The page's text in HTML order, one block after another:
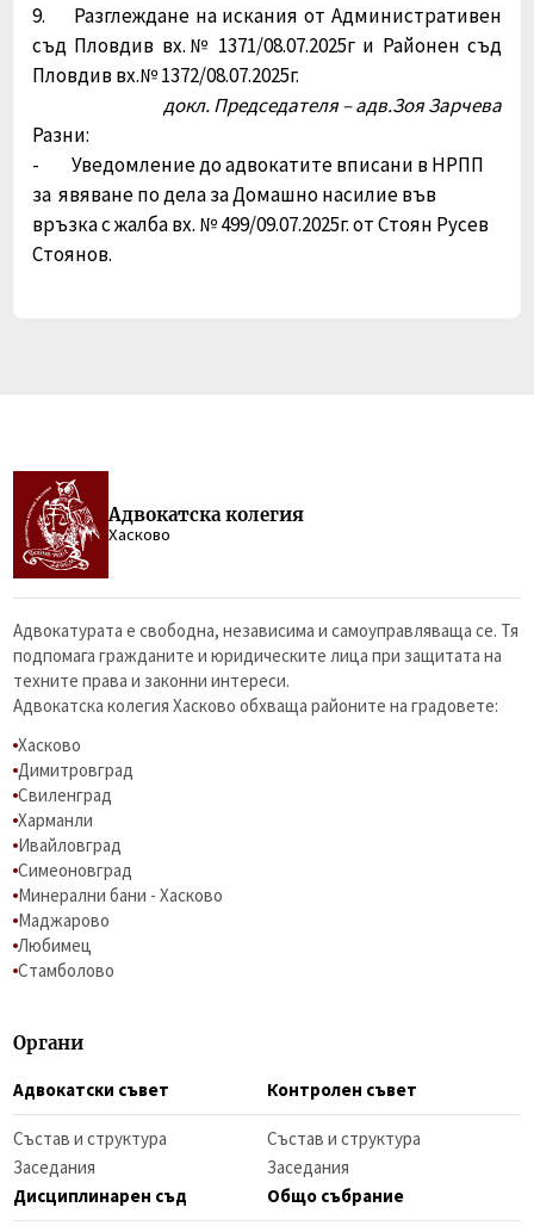
9. Разглеждане на искания от Административен
съд Пловдив вх.№ 1371/08.07.2025г и Районен съд
Пловдив вх.№ 1372/08.07.2025г.
докл. Председателя – адв.Зоя Зарчева
Разни:
- Уведомление до адвокатите вписани в НРПП
за явяване по дела за Домашно насилие във
връзка с жалба вх. № 499/09.07.2025г. от Стоян Русев
Стоянов.
Адвокатска колегия
Хасково
Адвокатурата е свободна, независима и самоуправляваща се. Тя
подпомага гражданите и юридическите лица при защитата на
техните права и законни интереси.
Адвокатска колегия Хасково обхваща районите на градовете:
Хасково
Димитровград
Свиленград
Харманли
Ивайловград
Симеоновград
Минерални бани - Хасково
Маджарово
Любимец
Стамболово
Органи
Адвокатски съвет
Състав и структура
Заседания
Контролен съвет
Състав и структура
Заседания
Дисциплинарен съд
Общо събрание